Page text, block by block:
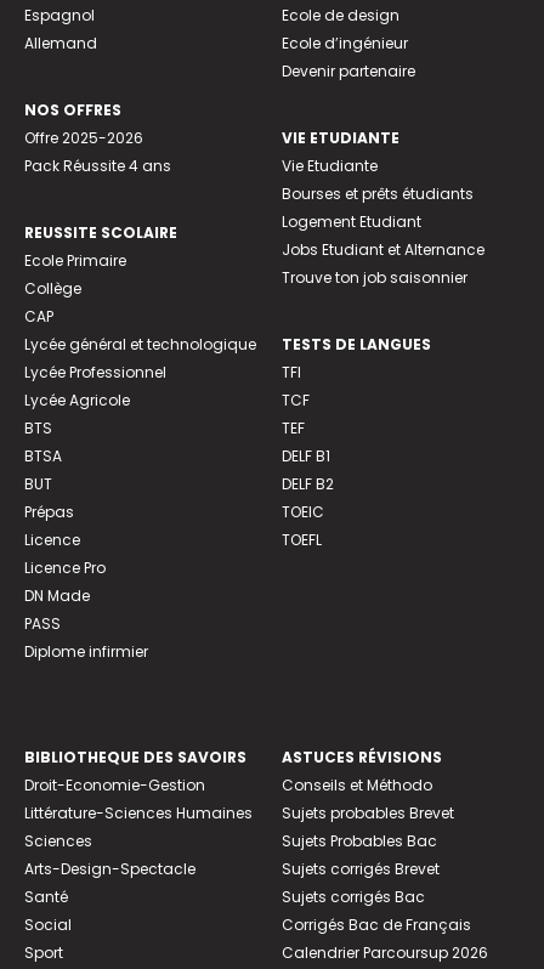
Espagnol
Allemand
NOS OFFRES
Offre 2025-2026
Pack Réussite 4 ans
REUSSITE SCOLAIRE
Ecole Primaire
Collège
CAP
Lycée général et technologique
Lycée Professionnel
Lycée Agricole
BTS
BTSA
BUT
Prépas
Licence
Licence Pro
DN Made
PASS
Diplome infirmier
Ecole de design
Ecole d’ingénieur
Devenir partenaire
VIE ETUDIANTE
Vie Etudiante
Bourses et prêts étudiants
Logement Etudiant
Jobs Etudiant et Alternance
Trouve ton job saisonnier
TESTS DE LANGUES
TFI
TCF
TEF
DELF B1
DELF B2
TOEIC
TOEFL
BIBLIOTHEQUE DES SAVOIRS
Droit-Economie-Gestion
Littérature-Sciences Humaines
Sciences
Arts-Design-Spectacle
Santé
Social
Sport
ASTUCES RÉVISIONS
Conseils et Méthodo
Sujets probables Brevet
Sujets Probables Bac
Sujets corrigés Brevet
Sujets corrigés Bac
Corrigés Bac de Français
Calendrier Parcoursup 2026